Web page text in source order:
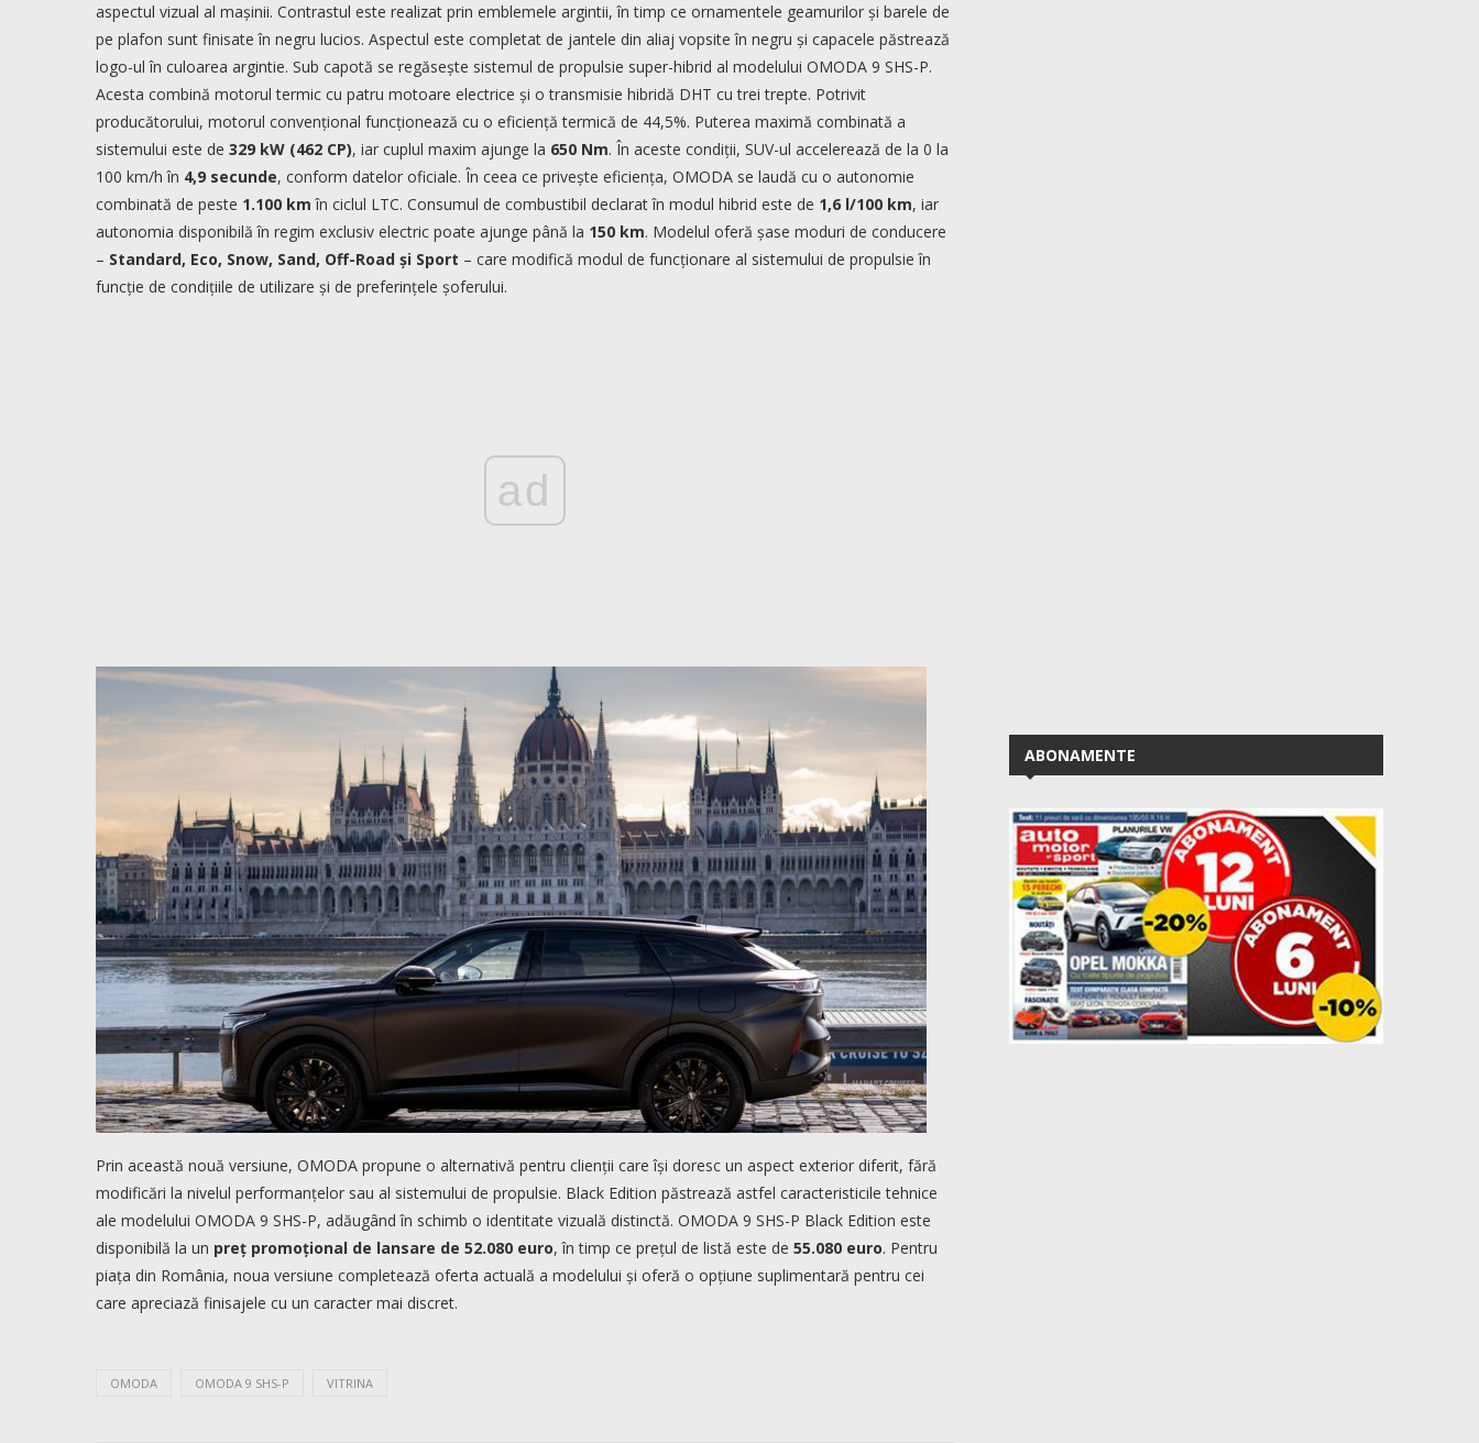
aspectul vizual al mașinii. Contrastul este realizat prin emblemele argintii, în timp ce ornamentele geamurilor și barele de
pe plafon sunt finisate în negru lucios. Aspectul este completat de jantele din aliaj vopsite în negru și capacele păstrează
logo-ul în culoarea argintie. Sub capotă se regăsește sistemul de propulsie super-hibrid al modelului OMODA 9 SHS-P.
Acesta combină motorul termic cu patru motoare electrice și o transmisie hibridă DHT cu trei trepte. Potrivit
producătorului, motorul convențional funcționează cu o eficiență termică de 44,5%. Puterea maximă combinată a
sistemului este de 329 kW (462 CP), iar cuplul maxim ajunge la 650 Nm. În aceste condiții, SUV-ul accelerează de la 0 la
100 km/h în 4,9 secunde, conform datelor oficiale. În ceea ce privește eficiența, OMODA se laudă cu o autonomie
combinată de peste 1.100 km în ciclul LTC. Consumul de combustibil declarat în modul hibrid este de 1,6 l/100 km, iar
autonomia disponibilă în regim exclusiv electric poate ajunge până la 150 km. Modelul oferă șase moduri de conducere
– Standard, Eco, Snow, Sand, Off-Road și Sport – care modifică modul de funcționare al sistemului de propulsie în
funcție de condițiile de utilizare și de preferințele șoferului.
ad
Prin această nouă versiune, OMODA propune o alternativă pentru clienții care își doresc un aspect exterior diferit, fără
modificări la nivelul performanțelor sau al sistemului de propulsie. Black Edition păstrează astfel caracteristicile tehnice
ale modelului OMODA 9 SHS-P, adăugând în schimb o identitate vizuală distinctă. OMODA 9 SHS-P Black Edition este
disponibilă la un preț promoțional de lansare de 52.080 euro, în timp ce prețul de listă este de 55.080 euro. Pentru
piața din România, noua versiune completează oferta actuală a modelului și oferă o opțiune suplimentară pentru cei
care apreciază finisajele cu un caracter mai discret.
OMODA OMODA 9 SHS-P VITRINA
ABONAMENTE